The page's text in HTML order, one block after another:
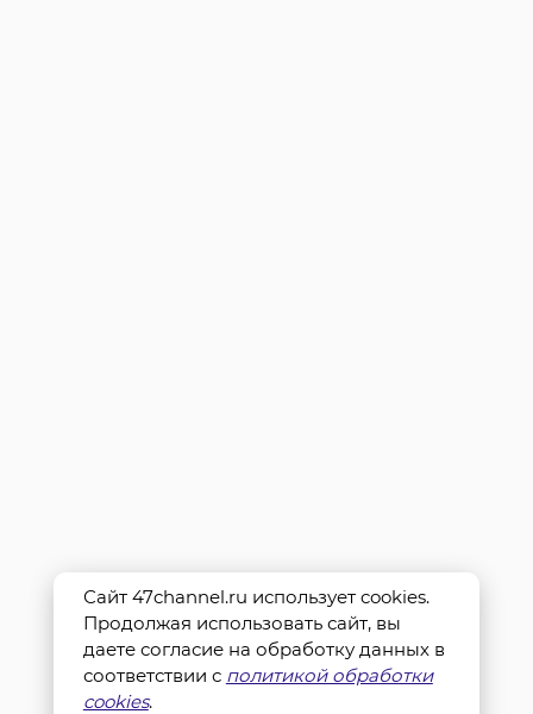
Сайт 47channel.ru использует cookies.
Продолжая использовать сайт, вы
даете согласие на обработку данных в
соответствии с политикой обработки
cookies.